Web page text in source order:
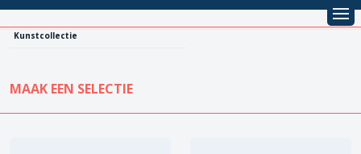
Kunstcollectie
MAAK EEN SELECTIE
KUNSTCOLLECTIE